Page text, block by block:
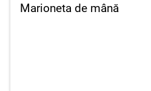
Marioneta de mână